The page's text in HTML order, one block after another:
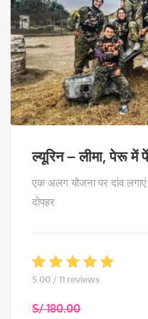
ल्यूरिन – लीमा, पेरू में
एक अलग योजना पर दांव
दोपहर
5.00 / 11 reviews
S/180.00